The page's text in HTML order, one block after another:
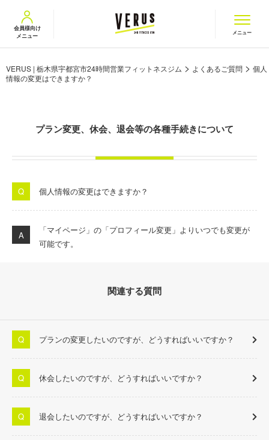
VERUS ヴェルス
会員様向け
メニュー
メニュー
VERUS | 栃木県宇都宮市24時間営業フィットネスジム > よくあるご質問 > 個人
情報の変更はできますか？
プラン変更、休会、退会等の各種手続きについて
個人情報の変更はできますか？
「マイページ」の「プロフィール変更」よりいつでも変更が
可能です。
関連する質問
プランの変更したいのですが、どうすればいいですか？
休会したいのですが、どうすればいいですか？
退会したいのですが、どうすればいいですか？